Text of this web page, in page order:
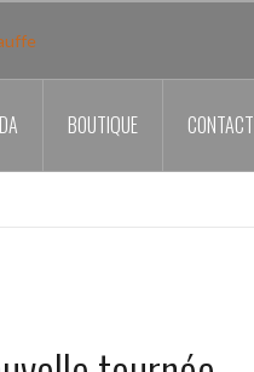
BOUTIQUE CONTACT